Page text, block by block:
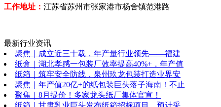
工作地址： 江苏省苏州市张家港市杨舍镇范港路
最新行业资讯
聚焦｜成立近三十载，年产量行业领先——福建
纸盒｜湖北孝感一包装厂效率提高40%+，年产值
纸箱｜筑牢安全防线，泉州玖龙包装打造业界安
聚焦｜年产值20亿+的纸包装巨头落子海南！不止
聚焦｜8月提价！多家龙头纸厂集体官宣！
纸箱｜甘肃乳业巨头发布纸箱招标项目，预计采